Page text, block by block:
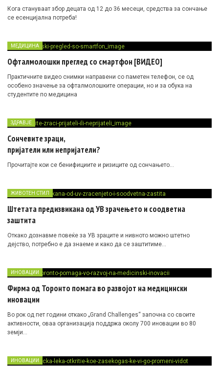
Кога стануваат збор децата од 12 до 36 месеци, средства за сончање
се есенцијална потреба!
МЕДИЦИНА
Офталмолошки преглед со смартфон [ВИДЕО]
Практичните видео снимки направени со паметен телефон, се од
особено значење за офталмолошките операции, но и за обука на
студентите по медицина
ЗДРАВЈЕ
Сончевите зраци,
пријатели или непријатели?
Прочитајте кои се бенифициите и ризиците од сончањето…
ЖИВОТЕН СТИЛ
Штетата предизвикана од УВ зрачењето и соодветна
заштита
Откако дознавме повеќе за УВ зраците и нивното можно штетно
дејство, потребно е да знаеме и како да се заштитиме…
ИНОВАЦИИ
Фирма од Торонто помага во развојот на медицински
иновации
Во рок од пет години откако „Grand Challenges“ започна со своите
активности, оваа организација поддржа околу 700 иновации во 80
земји…
ИНОВАЦИИ